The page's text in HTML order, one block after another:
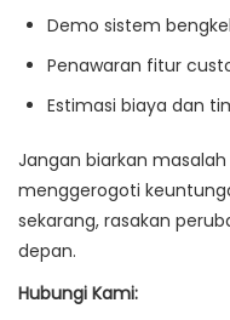
Demo sistem
Penawaran fitur
Estimasi biaya dan
Jangan biarkan
menggerogoti
sekarang, rasakan
depan.
Hubungi Kami: